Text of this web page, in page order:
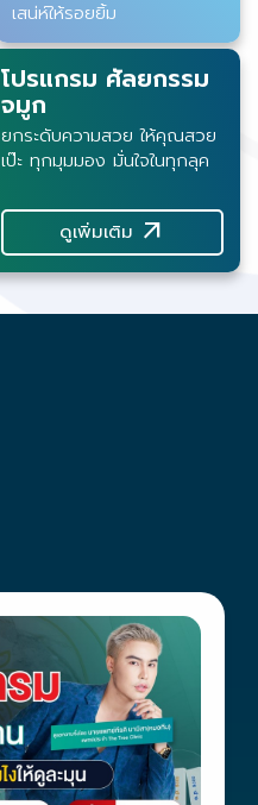
เสน่ห์ให้รอยยิ้ม
โปรแกรม ศัลยกรรม
จมูก
ยกระดับความสวย ให้คุณสวย
เป๊ะ ทุกมุมมอง มั่นใจในทุกลุค
ดูเพิ่มเติม arrow_outward